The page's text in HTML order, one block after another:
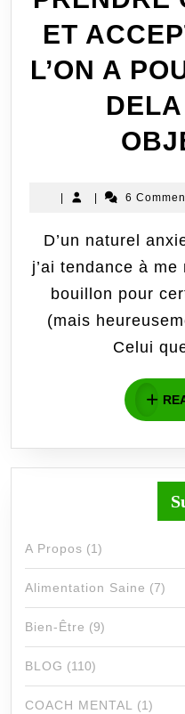
ET
L’ON A
6
D’un naturel
j’ai tendance à
bouillon pour
(mais
Celui
A Propos (1)
Alimentation Saine (7)
Bien-Être (9)
BLOG (110)
COACH MENTAL (1)